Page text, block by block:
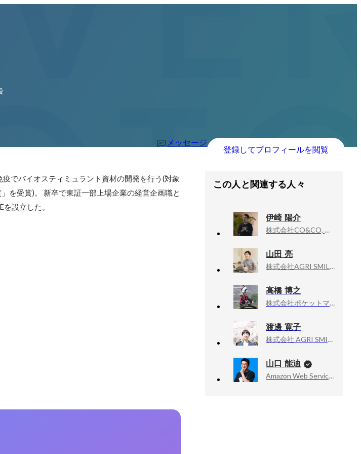
メッセージ
登録してプロフィールを閲覧
でバイオスティミュラント資材の開発を行う(対象
を受賞)。 新卒で東証一部上場企業の経営企画職と
設立した。
この人と関連する人々
伊崎 陽介
株式会社CO&CO, 事業統括部長
山田 亮
株式会社AGRI SMILE, 経営管理部
高橋 博之
株式会社ポケットマルシェ, CEO
渡邊 寛子
株式会社 AGRI SMILE, バイオサイエンス研究部
山口 能迪
Amazon Web Services, Inc., Senior Developer Advocate